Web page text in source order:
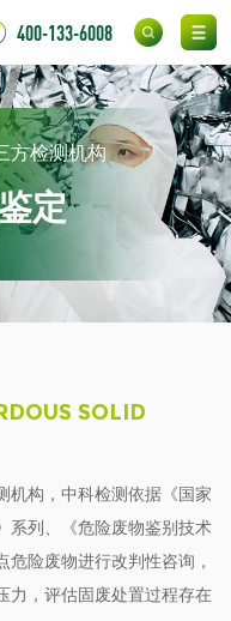
400-133-6008
方检测机构
定
SOLID
机构，中科检测依据《国家
系列、《危险废物鉴别技术
险废物进行改判性咨询，
力，评估固废处置过程存在
普通湿巾检测
卫生用品阴道黏膜
刺激试验
一次性使用卫生用
验
除臭剂检测
乳胶枕头检测